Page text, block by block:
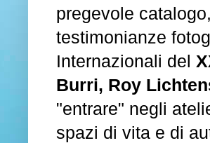
pregevole
testimonianze
Internazionali del
Burri, Roy
"entrare" negli
spazi di vita e di